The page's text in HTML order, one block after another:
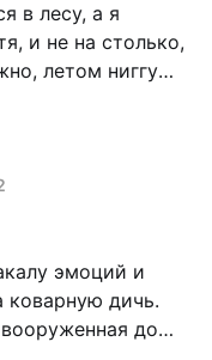
в лесу, а я
и не на столько,
летом ниггу
все его
эмоций и
дичь.
до